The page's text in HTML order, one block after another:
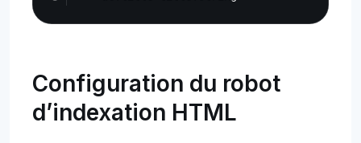
Configuration du robot
d’indexation HTML